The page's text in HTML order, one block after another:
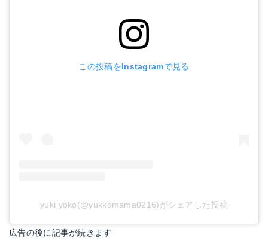
この投稿をInstagramで見る
yuki yoko(@yukkomama0216)がシェアした投稿
広告の後に記事が続きます